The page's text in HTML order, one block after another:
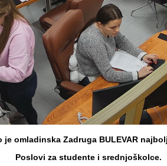
je omladinska Zadruga BULEVAR
Poslovi za studente i srednjoškolce.